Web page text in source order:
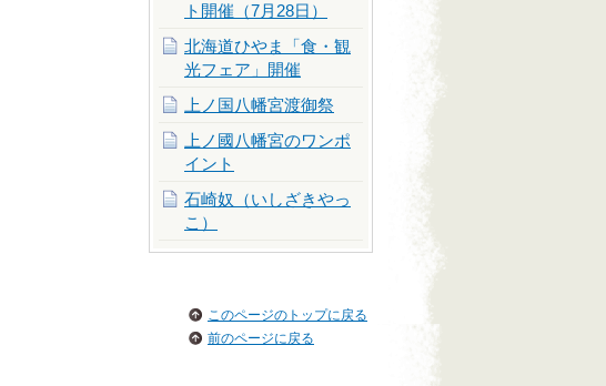
ト開催（7月28日）
北海道ひやま「食・観
光フェア」開催
上ノ国八幡宮渡御祭
上ノ國八幡宮のワンポ
イント
石崎奴（いしざきやっ
こ）
このページのトップに戻る
前のページに戻る